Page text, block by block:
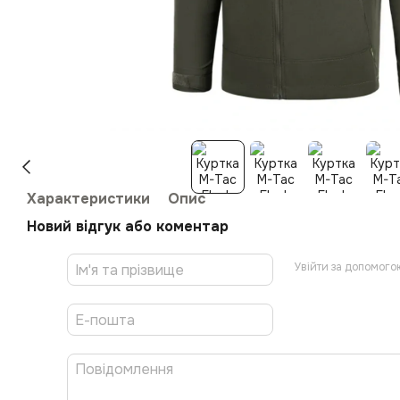
Характеристики
Опис
Новий відгук або коментар
Увійти за